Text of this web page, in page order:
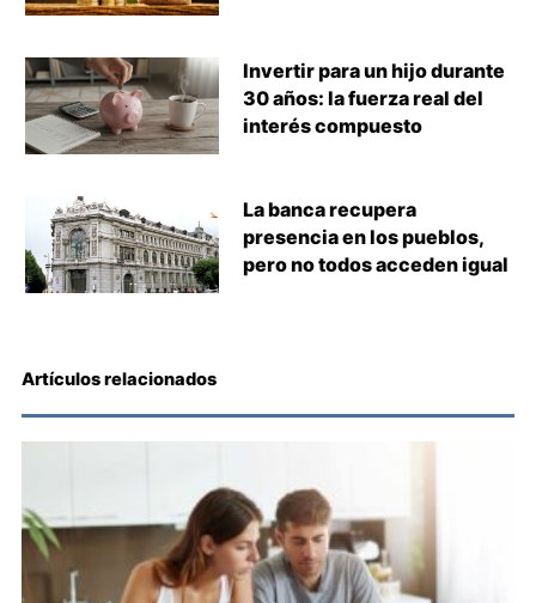
Invertir para un hijo durante
30 años: la fuerza real del
interés compuesto
La banca recupera
presencia en los pueblos,
pero no todos acceden igual
Artículos relacionados